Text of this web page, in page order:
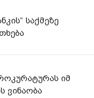
საქმეზე
იმ
ვინაობა